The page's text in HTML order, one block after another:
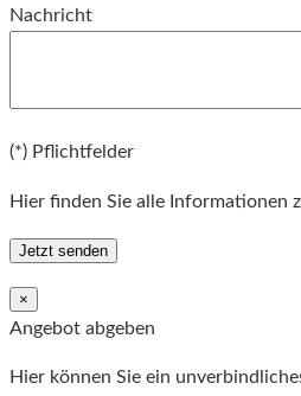
Nachricht
(*) Pflichtfelder
Hier finden Sie alle Informationen
×
Angebot abgeben
Hier können Sie ein